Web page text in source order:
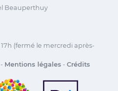
Beauperthuy
(fermé le mercredi après-
Mentions légales - Crédits